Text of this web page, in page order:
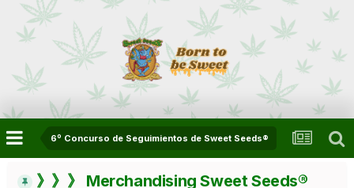
6º Concurso de Seguimientos de Sweet Seeds®
》》》 Merchandising Sweet Seeds®